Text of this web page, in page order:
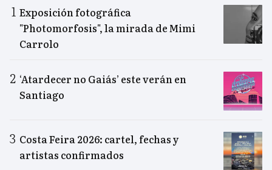
Exposición fotográfica
"Photomorfosis", la mirada de Mimi
Carrolo
‘Atardecer no Gaiás’ este verán en
Santiago
Costa Feira 2026: cartel, fechas y
artistas confirmados